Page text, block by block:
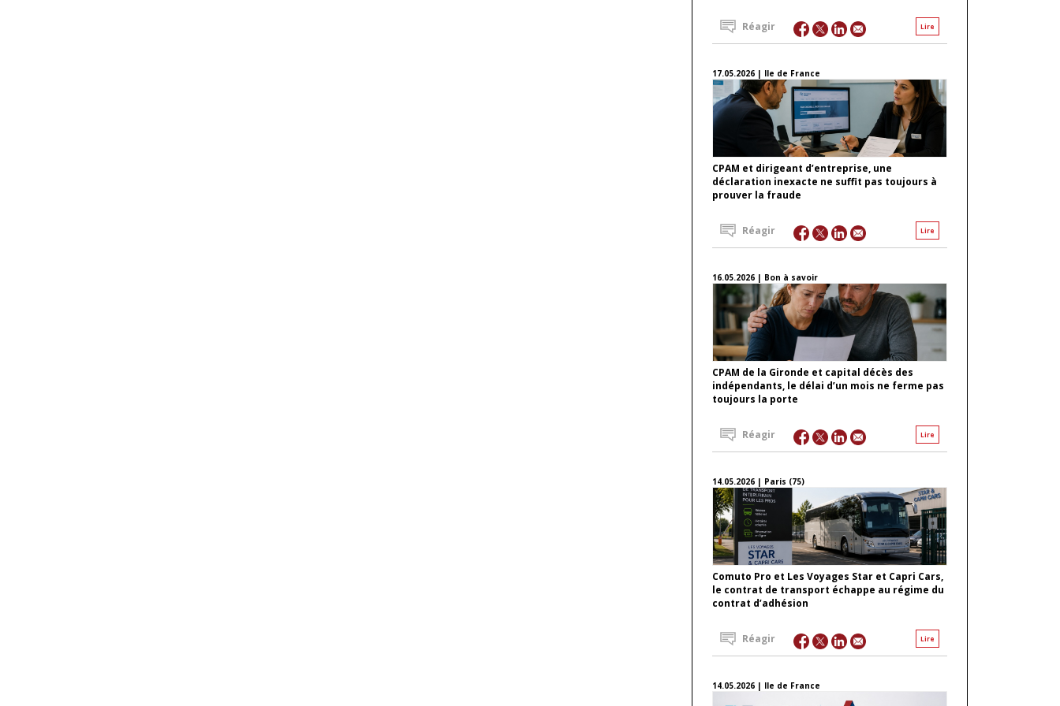
Lire
Réagir
17.05.2026 | Ile de France
CPAM et dirigeant d’entreprise, une
déclaration inexacte ne suffit pas toujours à
prouver la fraude
Lire
Réagir
16.05.2026 | Bon à savoir
CPAM de la Gironde et capital décès des
indépendants, le délai d’un mois ne ferme pas
toujours la porte
Lire
Réagir
14.05.2026 | Paris (75)
Comuto Pro et Les Voyages Star et Capri Cars,
le contrat de transport échappe au régime du
contrat d’adhésion
Lire
Réagir
14.05.2026 | Ile de France